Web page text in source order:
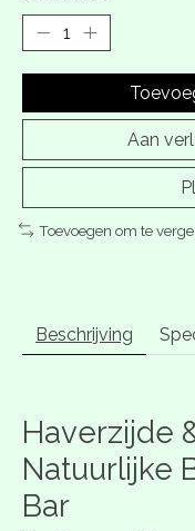
Aan
Toevoegen om te
Beschrijving
Haverzijde
Natuurlijke
Bar